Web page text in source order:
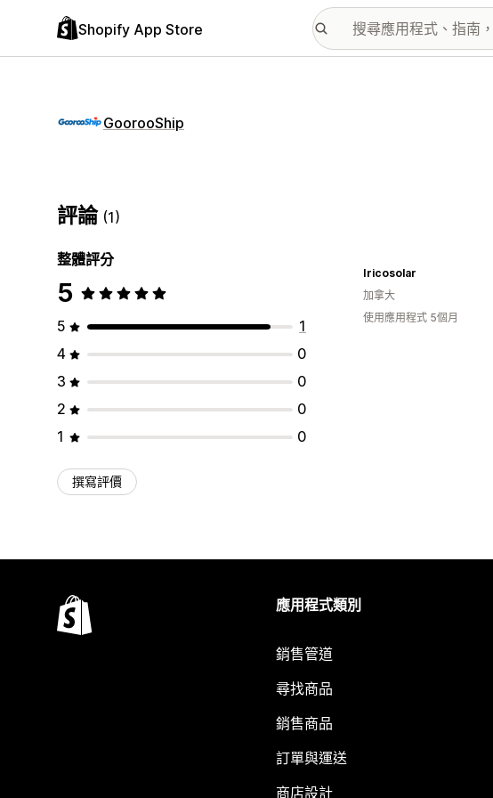
Shopify App Store
GoorooShip
評論 (1)
整體評分
5
5
1
4
0
3
0
2
0
1
0
撰寫評價
Iricosolar
加拿大
使用應用程式 5個月
應用程式類別
銷售管道
尋找商品
銷售商品
訂單與運送
商店設計